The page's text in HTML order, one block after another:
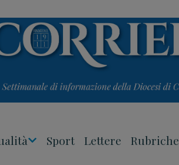
Sport Lettere Rubriche